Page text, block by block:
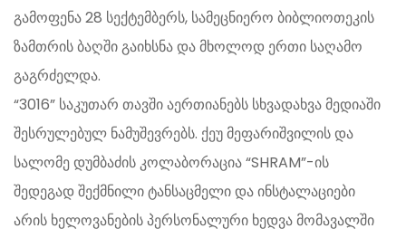
გამოფენა 28 სექტემბერს, სამეცნიერო ბიბლიოთეკის
ზამთრის ბაღში გაიხსნა და მხოლოდ ერთი საღამო
გაგრძელდა.
“3016” საკუთარ თავში აერთიანებს სხვადახვა მედიაში
შესრულებულ ნამუშევრებს. ქეუ მეფარიშვილის და
სალომე დუმბაძის კოლაბორაცია “SHRAM”-ის
შედეგად შექმნილი ტანსაცმელი და ინსტალაციები
არის ხელოვანების პერსონალური ხედვა მომავალში